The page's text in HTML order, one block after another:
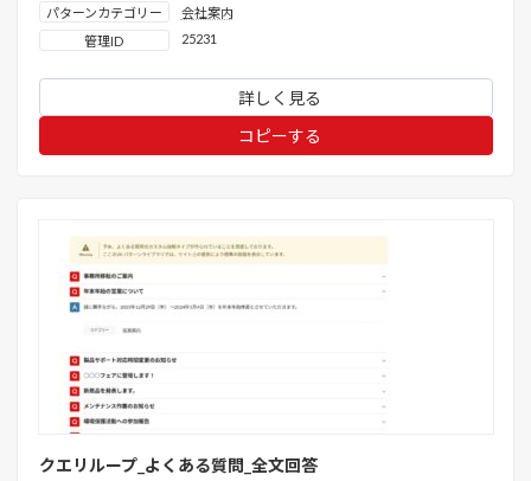
パターンカテゴリー
会社案内
管理ID
25231
詳しく見る
コピーする
クエリループ_よくある質問_全文回答